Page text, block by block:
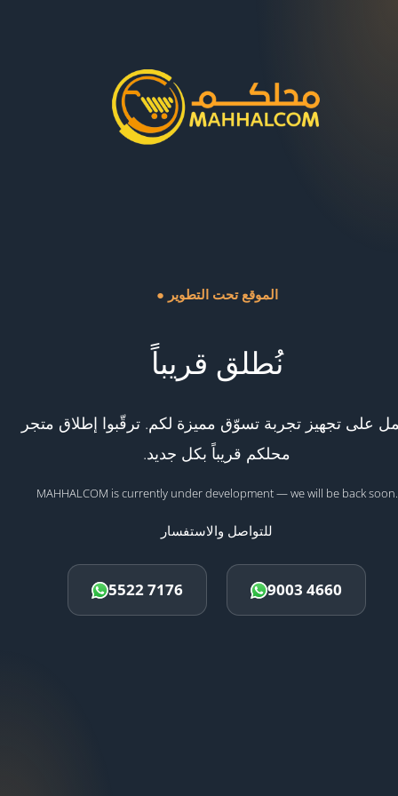
● الموقع تحت التطوير
نُطلق قريباً
على تجهيز تجربة تسوّق مميزة لكم. ترقّبوا إطلاق متجر
محلكم قريباً بكل جديد.
MAHHALCOM is currently under development — we will be back soon.
للتواصل والاستفسار
5522 7176 9003 4660